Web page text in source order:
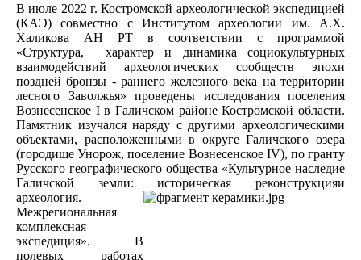
В июле 2022 г. Костромской археологической экспедицией
(КАЭ) совместно с Институтом археологии им. А.Х.
Халикова АН РТ в соответствии с программой
«Структура, характер и динамика социокультурных
взаимодействий археологических сообществ эпохи
поздней бронзы - раннего железного века на территории
лесного Заволжья» проведены исследования поселения
Вознесенское I в Галичском районе Костромской области.
Памятник изучался наряду с другими археологическими
объектами, расположенными в округе Галичского озера
(городище Унорож, поселение Вознесенское IV), по гранту
Русского географического общества «Культурное наследие
Галичской земли: историческая реконструкцияи
археология.
Межрегиональная
комплексная
экспедиция». В
полевых работах